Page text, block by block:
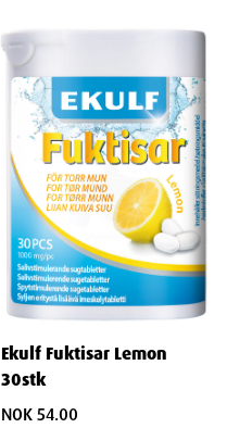
Ekulf Fuktisar Lemon
30stk
NOK 54.00